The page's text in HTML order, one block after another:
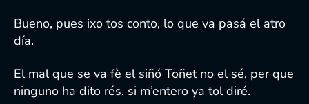
Bueno, pues ixo tos conto, lo que va pasá el atro
día.
El mal que se va fè el siñó Toñet no el sé, per que
ninguno ha dito rés, si m’entero ya tol diré.